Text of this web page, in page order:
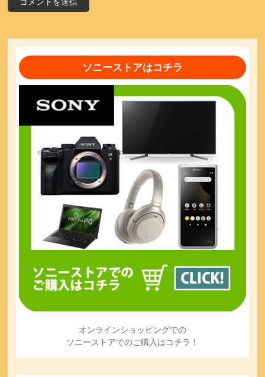
ソニーストアはコチラ
オンラインショッピングでの
ソニーストアでのご購入はコチラ！